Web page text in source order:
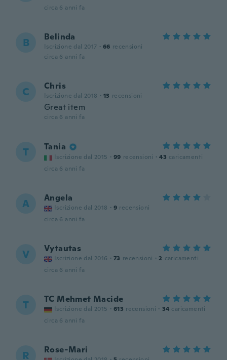
circa 6 anni fa
B Belinda
Iscrizione dal 2017 · 66 recensioni
circa 6 anni fa
C Chris
Iscrizione dal 2018 · 13 recensioni
Great item
circa 6 anni fa
T Tania
Iscrizione dal 2015 · 99 recensioni · 43 caricamenti
circa 6 anni fa
A Angela
Iscrizione dal 2018 · 9 recensioni
circa 6 anni fa
V Vytautas
Iscrizione dal 2016 · 73 recensioni · 2 caricamenti
circa 6 anni fa
T TC Mehmet Macide
Iscrizione dal 2015 · 613 recensioni · 34 caricamenti
circa 6 anni fa
R Rose-Mari